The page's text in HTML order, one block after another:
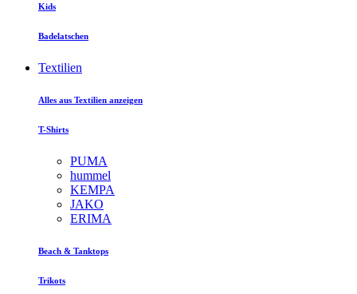
Kids
Badelatschen
Textilien
Alles aus Textilien anzeigen
T-Shirts
PUMA
hummel
KEMPA
JAKO
ERIMA
Beach & Tanktops
Trikots